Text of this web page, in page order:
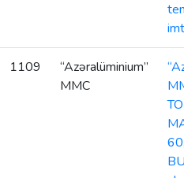
1109
“Azəralüminium”
MMC